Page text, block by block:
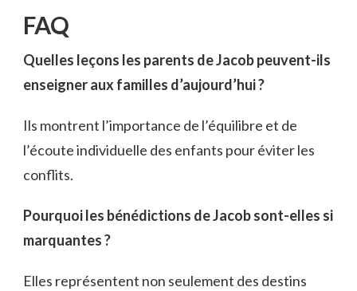
FAQ
Quelles leçons les parents de Jacob peuvent-ils
enseigner aux familles d’aujourd’hui ?
Ils montrent l’importance de l’équilibre et de
l’écoute individuelle des enfants pour éviter les
conflits.
Pourquoi les bénédictions de Jacob sont-elles si
marquantes ?
Elles représentent non seulement des destins